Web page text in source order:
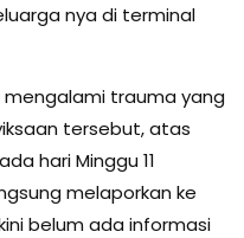
nya di terminal
mengalami trauma yang
tersebut, atas
hari Minggu 11
melaporkan ke
belum ada informasi